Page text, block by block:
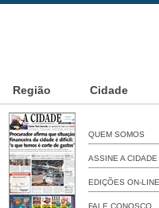
Região Cidade
QUEM SOMOS
ASSINE A CIDADE
EDIÇÕES ON-LINE
FALE CONOSCO